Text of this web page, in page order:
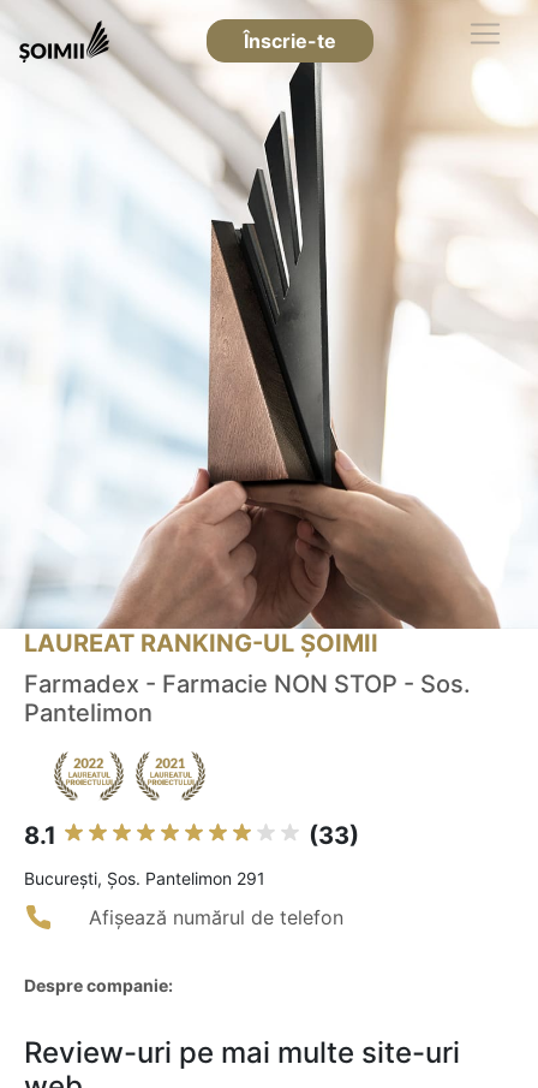
Înscrie-te
LAUREAT RANKING-UL ȘOIMII
Farmadex - Farmacie NON STOP - Sos.
Pantelimon
8.1 (33)
Bucureşti, Șos. Pantelimon 291
Afișează numărul de telefon
Despre companie:
Review-uri pe mai multe site-uri